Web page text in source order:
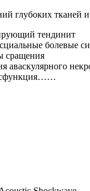
глубоких тканей и
тендинит
болевые
сращения
аваскулярного